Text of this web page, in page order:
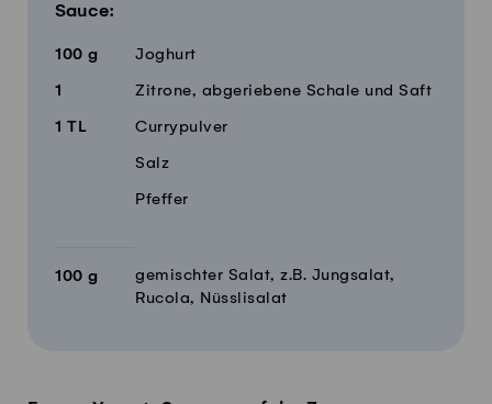
Sauce:
100 g Joghurt
1 Zitrone, abgeriebene Schale und Saft
1 TL Currypulver
Salz
Pfeffer
100 g
gemischter Salat, z.B. Jungsalat,
Rucola, Nüsslisalat